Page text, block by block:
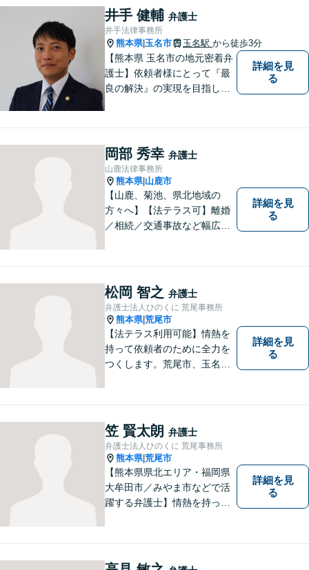
井手 健輔 弁護士
井手法律事務所
熊本県| 玉名市 玉名駅 から徒歩3分
【熊本県 玉名市の地元密着弁
護士】依頼者様にとって『最
良の解決』の実現を目指しま
詳細を見
る
岡部 秀幸 弁護士
山鹿法律事務所
熊本県| 山鹿市
【山鹿、菊池、県北地域の
方々へ】【法テラス可】離婚
／相続／交通事故など幅広く
そう地域に法的サービスを提
供してまいります。お気軽に
ご相談を！
詳細を見
る
松岡 智之 弁護士
弁護士法人ひのくに 荒尾事務所
熊本県|荒尾市
【法テラス利用可能】情熱を
持って依頼者のために全力を
つくします。荒尾市、玉名郡
能。個人、企業どちらの案件
にも対応可能ですのでお気軽
にご相談ください。【幅広い
案件のご相談可能】
詳細を見
る
笠 賢太朗 弁護士
弁護士法人ひのくに 荒尾事務所
熊本県|荒尾市
【熊本県県北エリア・福岡県
大牟田市／みやま市などで活
躍する弁護士】情熱を持って
題に1つ1つ丁寧に取り組みま
す。離婚 、相続、交通事故、
詳細を見
る